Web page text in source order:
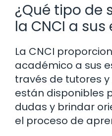
¿Qué tipo de
la CNCI a
La CNCI
académico a sus
través de tutores
están disponibles
dudas y brindar
el proceso de